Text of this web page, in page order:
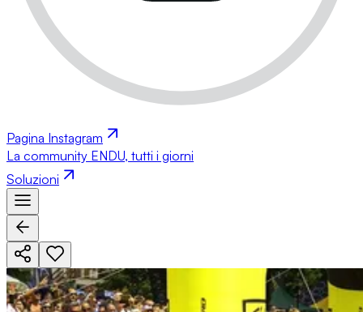
Pagina Instagram
La community ENDU, tutti i giorni
Soluzioni